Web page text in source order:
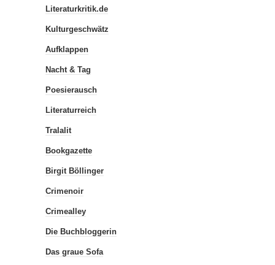
Literaturkritik.de
Kulturgeschwätz
Aufklappen
Nacht & Tag
Poesierausch
Literaturreich
Tralalit
Bookgazette
Birgit Böllinger
Crimenoir
Crimealley
Die Buchbloggerin
Das graue Sofa